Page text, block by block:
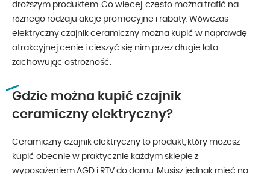
droższym produktem. Co więcej, często można trafić na
różnego rodzaju akcje promocyjne i rabaty. Wówczas
elektryczny czajnik ceramiczny można kupić w naprawdę
atrakcyjnej cenie i cieszyć się nim przez długie lata -
zachowując ostrożność.
Gdzie można kupić czajnik
ceramiczny elektryczny?
Ceramiczny czajnik elektryczny to produkt, który możesz
kupić obecnie w praktycznie każdym sklepie z
wyposażeniem AGD i RTV do domu. Musisz jednak mieć na